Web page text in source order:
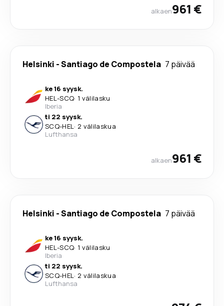
alkaen961 €
Helsinki -Santiago de Compostela 7 päivää
ke 16 syysk.
HEL-SCQ· 1 välilasku
Iberia
ti 22 syysk.
SCQ-HEL· 2 välilaskua
Lufthansa
alkaen961 €
Helsinki -Santiago de Compostela 7 päivää
ke 16 syysk.
HEL-SCQ· 1 välilasku
Iberia
ti 22 syysk.
SCQ-HEL· 2 välilaskua
Lufthansa